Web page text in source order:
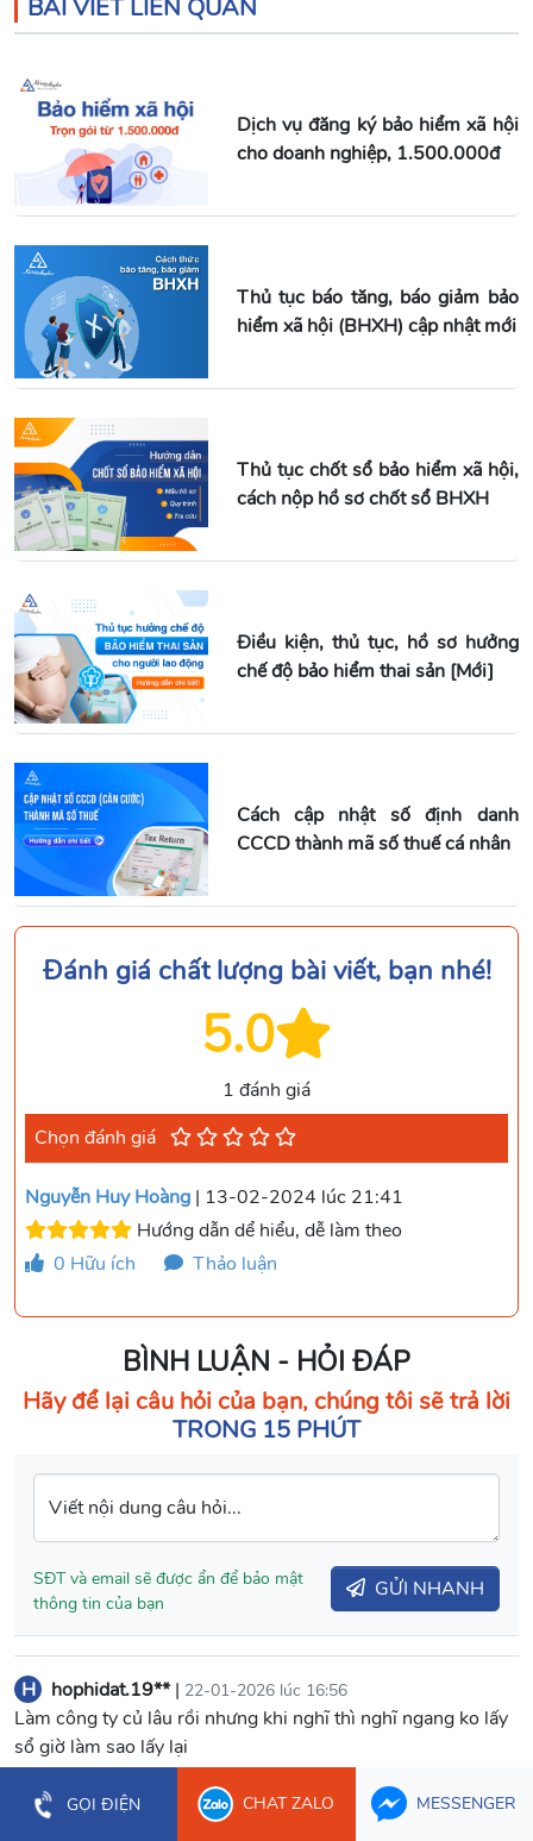
BÀI VIẾT LIÊN QUAN
Dịch vụ đăng ký bảo hiểm xã hội
cho doanh nghiệp, 1.500.000đ
Thủ tục báo tăng, báo giảm bảo
hiểm xã hội (BHXH) cập nhật mới
Thủ tục chốt sổ bảo hiểm xã hội,
cách nộp hồ sơ chốt sổ BHXH
Điều kiện, thủ tục, hồ sơ hưởng
chế độ bảo hiểm thai sản [Mới]
Cách cập nhật số định danh
CCCD thành mã số thuế cá nhân
Đánh giá chất lượng bài viết, bạn nhé!
5.0
1 đánh giá
Chọn đánh giá
Nguyễn Huy Hoàng | 13-02-2024 lúc 21:41
Hướng dẫn dể hiểu, dễ làm theo
0 Hữu ích Thảo luận
BÌNH LUẬN - HỎI ĐÁP
Hãy để lại câu hỏi của bạn, chúng tôi sẽ trả lời
TRONG 15 PHÚT
Viết nội dung câu hỏi...
SĐT và email sẽ được ẩn để bảo mật
thông tin của bạn
GỬI NHANH
H hophidat.19**| 22-01-2026 lúc 16:56
Làm công ty củ lâu rồi nhưng khi nghĩ thì nghĩ ngang ko lấy
sổ giờ làm sao lấy lại
Anpha Miền Nam Quản trị viên 22-01-2026 lúc
GỌI ĐIỆN CHAT ZALO MESSENGER